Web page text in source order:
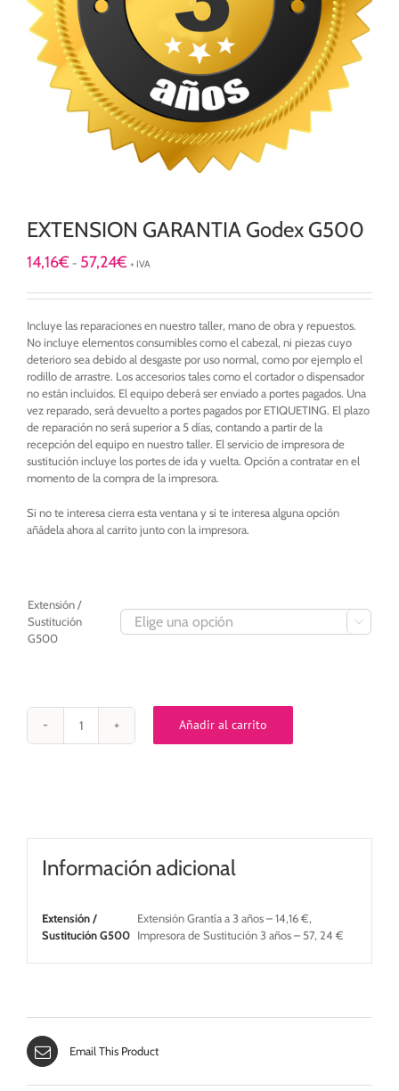
EXTENSION GARANTIA Godex G500
14,16€ - 57,24€Rango
precios:
14,16€
hasta
57,24€
+ IVA
Incluye las reparaciones en nuestro taller, mano de obra y repuestos.
No incluye elementos consumibles como el cabezal, ni piezas cuyo
deterioro sea debido al desgaste por uso normal, como por ejemplo el
rodillo de arrastre. Los accesorios tales como el cortador o dispensador
no están incluidos. El equipo deberá ser enviado a portes pagados. Una
vez reparado, será devuelto a portes pagados por ETIQUETING. El plazo
de reparación no será superior a 5 días, contando a partir de la
recepción del equipo en nuestro taller. El servicio de impresora de
sustitución incluye los portes de ida y vuelta. Opción a contratar en el
momento de la compra de la impresora.
Si no te interesa cierra esta ventana y si te interesa alguna opción
añádela ahora al carrito junto con la impresora.
Extensión /
Sustitución
G500

EXTENSION
GARANTIA
Añadir al carrito
Información adicional
Extensión /
Sustitución G500
Extensión Grantía a 3 años – 14,16 €,
Impresora de Sustitución 3 años – 57, 24 €
Email This Product